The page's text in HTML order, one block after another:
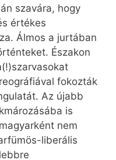
szavára, hogy
értékes
Álmos a jurtában
Északon
fokozták
Az újabb
is
nem
liberális